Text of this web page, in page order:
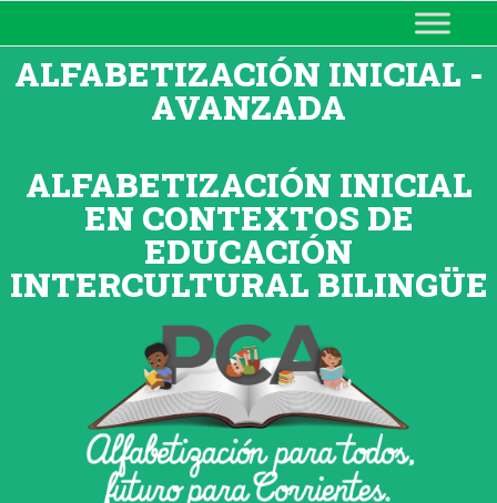
MINISTERIO DE EDUCACIÓN
DE CORRIENTES
ALFABETIZACIÓN INICIAL -
AVANZADA
ALFABETIZACIÓN INICIAL
EN CONTEXTOS DE
EDUCACIÓN
INTERCULTURAL BILINGÜE